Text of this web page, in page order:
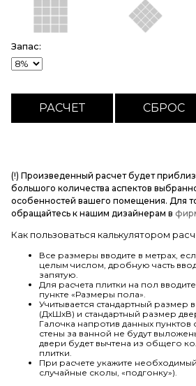
Запас:
(!) Произведенный расчет будет
большого количества аспектов
особенностей вашего помещения. Для
обращайтесь к нашим дизайнерам в
Как пользоваться калькулятором
Все размеры вводите в метрах,
целым числом, дробную часть
запятую.
Для расчета плитки на пол
пункте «Размеры пола».
Учитывается стандартный размер
(ДхШхВ) и стандартный размер
Галочка напротив данных пунктов
стены за ванной не будут
двери будет вычтена из общего
плитки.
При расчете укажите
случайные сколы, «подгонку»).